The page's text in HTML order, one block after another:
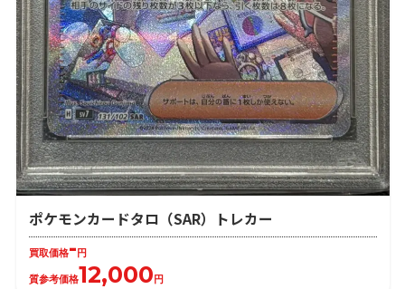
ポケモンカードタロ（SAR）トレカー
買取価格-円
質参考価格12,000円